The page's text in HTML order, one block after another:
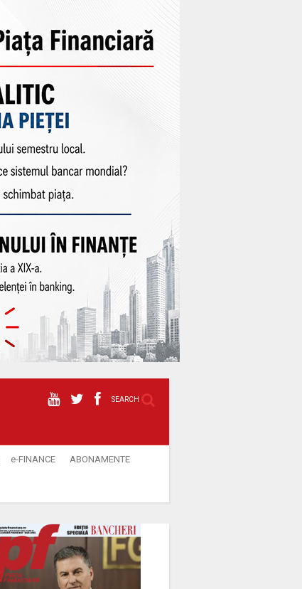
SEARCH
e-FINANCE ABONAMENTE